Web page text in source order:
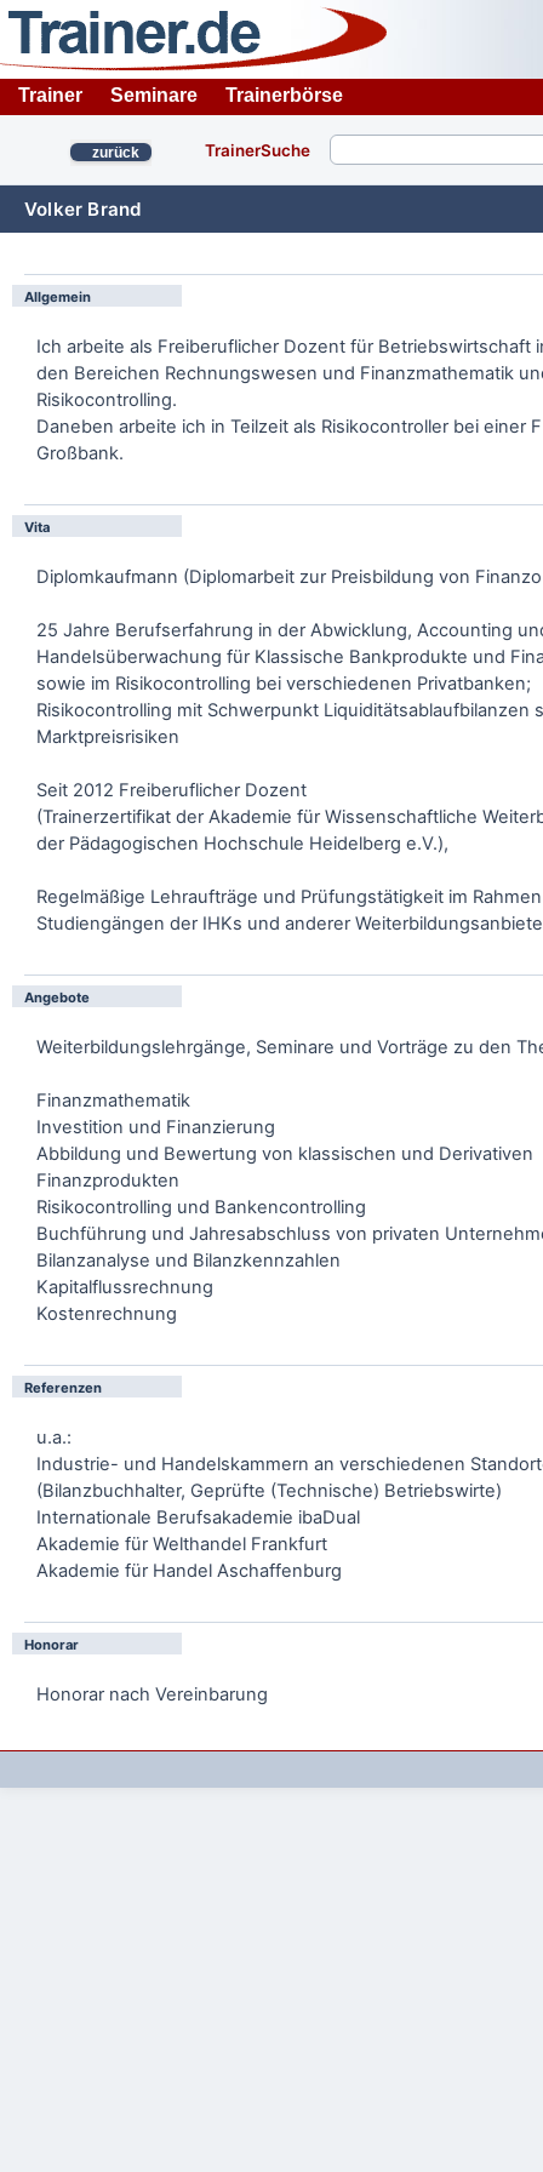
Trainer Seminare Trainerbörse
zurück TrainerSuche
Volker Brand
Allgemein
Ich arbeite als Freiberuflicher Dozent für Betriebswirtschaft
den Bereichen Rechnungswesen und Finanzmathematik
Risikocontrolling.
Daneben arbeite ich in Teilzeit als Risikocontroller bei einer
Großbank.
Vita
Diplomkaufmann (Diplomarbeit zur Preisbildung von
25 Jahre Berufserfahrung in der Abwicklung, Accounting
Handelsüberwachung für Klassische Bankprodukte und
sowie im Risikocontrolling bei verschiedenen Privatbanken;
Risikocontrolling mit Schwerpunkt Liquiditätsablaufbilanzen
Marktpreisrisiken
Seit 2012 Freiberuflicher Dozent
(Trainerzertifikat der Akademie für Wissenschaftliche
der Pädagogischen Hochschule Heidelberg e.V.),
Regelmäßige Lehraufträge und Prüfungstätigkeit im
Studiengängen der IHKs und anderer
Angebote
Weiterbildungslehrgänge, Seminare und Vorträge zu den
Finanzmathematik
Investition und Finanzierung
Abbildung und Bewertung von klassischen und Derivativen
Finanzprodukten
Risikocontrolling und Bankencontrolling
Buchführung und Jahresabschluss von privaten
Bilanzanalyse und Bilanzkennzahlen
Kapitalflussrechnung
Kostenrechnung
Referenzen
u.a.:
Industrie- und Handelskammern an verschiedenen
(Bilanzbuchhalter, Geprüfte (Technische) Betriebswirte)
Internationale Berufsakademie ibaDual
Akademie für Welthandel Frankfurt
Akademie für Handel Aschaffenburg
Honorar
Honorar nach Vereinbarung